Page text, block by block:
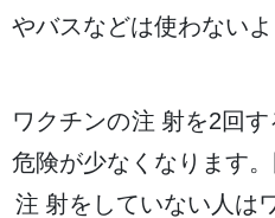
やバスなどは使わない
ワクチンの注射を2回す
危険が少なくなります。
注射をしていない 人 は